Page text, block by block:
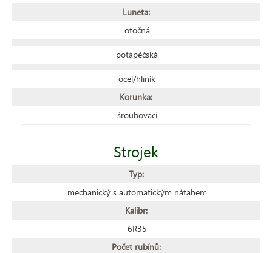
Luneta:
otočná
potápěčská
ocel/hliník
Korunka:
šroubovací
Strojek
Typ:
mechanický s automatickým nátahem
Kalibr:
6R35
Počet rubínů: